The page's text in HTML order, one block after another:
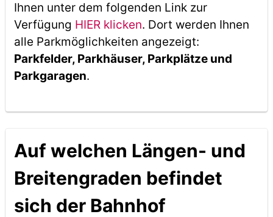
Ihnen unter dem folgenden Link zur
Verfügung HIER klicken. Dort werden Ihnen
alle Parkmöglichkeiten angezeigt:
Parkfelder, Parkhäuser, Parkplätze und
Parkgaragen.
Auf welchen Längen- und
Breitengraden befindet
sich der Bahnhof